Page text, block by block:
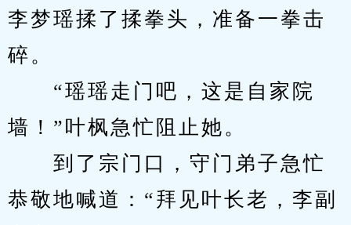
李梦瑶揉了揉拳头，准备一拳击
碎。
“瑶瑶走门吧，这是自家院
墙！”叶枫急忙阻止她。
到了宗门口，守门弟子急忙
恭敬地喊道：“拜见叶长老，李副